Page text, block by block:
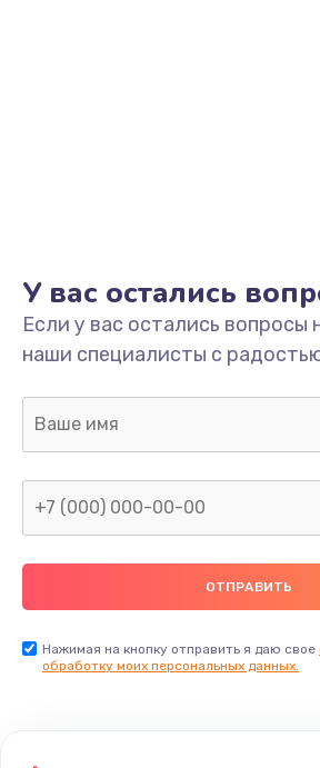
У вас остались
Если у вас остались вопросы
наши специалисты с
Нажимая на кнопку отправить я даю свое
обработку моих персональных данных.